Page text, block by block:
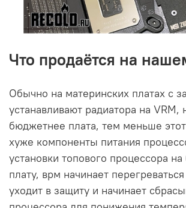
Что продаётся на
Обычно на материнских платах с
устанавливают радиатора на VRM,
бюджетнее плата, тем меньше
хуже компоненты питания
установки топового процессора
плату, врм начинает
уходит в защиту и начинает